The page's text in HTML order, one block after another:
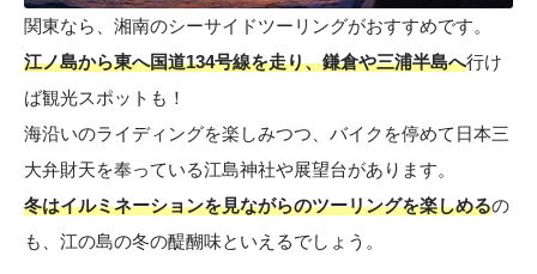
関東なら、湘南のシーサイドツーリングがおすすめです。
江ノ島から東へ国道134号線を走り、鎌倉や三浦半島へ行け
ば観光スポットも！
海沿いのライディングを楽しみつつ、バイクを停めて日本三
大弁財天を奉っている江島神社や展望台があります。
冬はイルミネーションを見ながらのツーリングを楽しめるの
も、江の島の冬の醍醐味といえるでしょう。